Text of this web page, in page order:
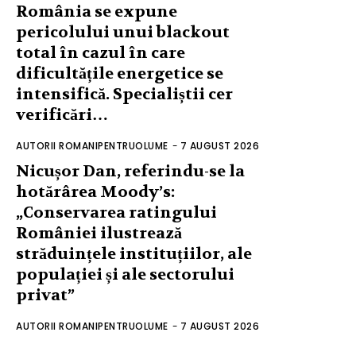
România se expune
pericolului unui blackout
total în cazul în care
dificultățile energetice se
intensifică. Specialiștii cer
verificări…
AUTORII ROMANIPENTRUOLUME - 7 AUGUST 2026
Nicușor Dan, referindu-se la
hotărârea Moody’s:
„Conservarea ratingului
României ilustrează
străduințele instituțiilor, ale
populației și ale sectorului
privat”
AUTORII ROMANIPENTRUOLUME - 7 AUGUST 2026